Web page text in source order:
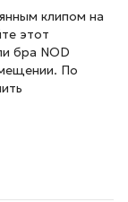
клипом на
этот
бра NOD
По